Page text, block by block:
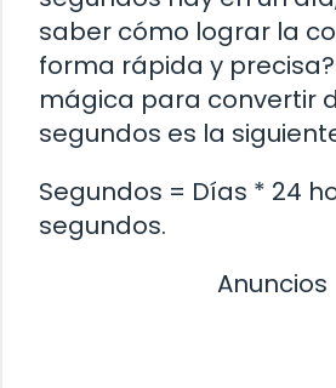
saber cómo lograr la
forma rápida y
mágica para convertir
segundos es la
Segundos = Días * 24
segundos.
Anuncios